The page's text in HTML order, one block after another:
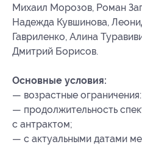
Михаил Морозов, Роман
Надежда Кувшинова,
Гавриленко, Алина
Дмитрий Борисов.
Основные условия:
— возрастные ограничения:
— продолжительность
с антрактом;
— с актуальными датами